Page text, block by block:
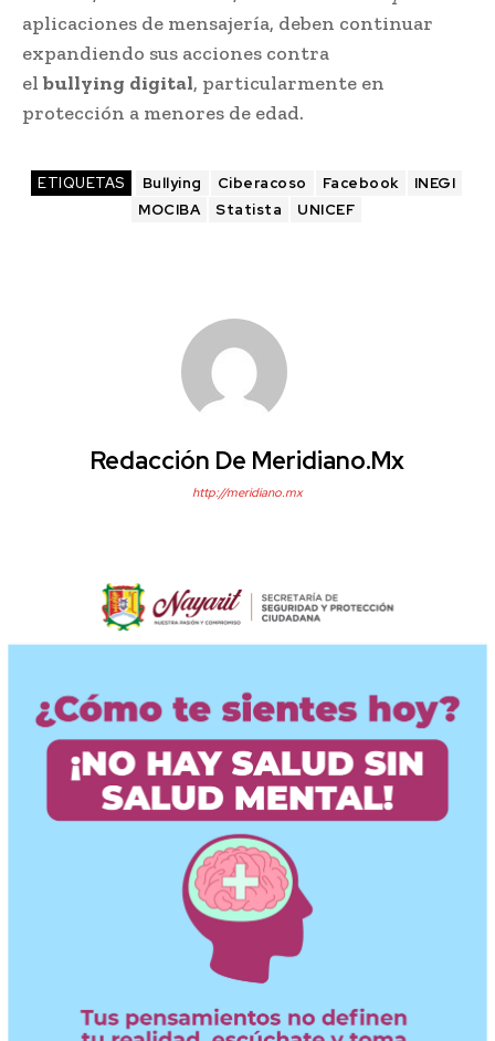
aplicaciones de mensajería, deben continuar
expandiendo sus acciones contra
el bullying digital, particularmente en
protección a menores de edad.
ETIQUETAS Bullying Ciberacoso Facebook
INEGI
MOCIBA
Statista UNICEF
Redacción De Meridiano.mx
http://meridiano.mx